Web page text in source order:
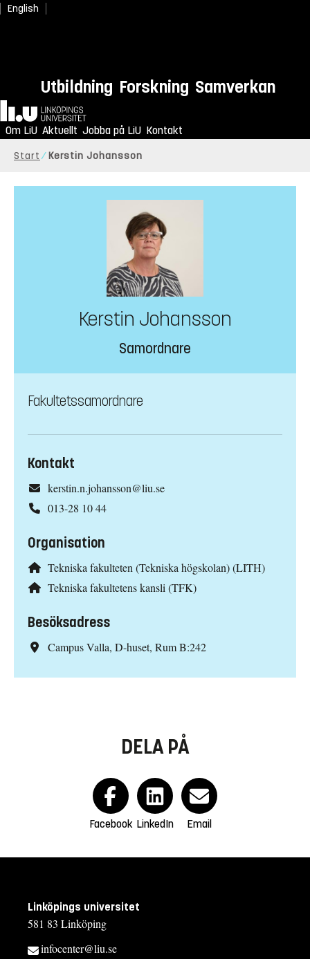
English
Utbildning Forskning Samverkan
Hem
Om LiU Aktuellt Jobba på LiU Kontakt
Start Kerstin Johansson
Kerstin Johansson
Samordnare
Fakultetssamordnare
Kontakt
kerstin.n.johansson@liu.se
013-28 10 44
Organisation
Tekniska fakulteten (Tekniska högskolan) (LITH)
Tekniska fakultetens kansli (TFK)
Besöksadress
Campus Valla, D-huset, Rum B:242
DELA PÅ
Facebook LinkedIn Email
Linköpings universitet
581 83 Linköping
infocenter@liu.se